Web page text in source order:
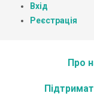
Вхід
Реєстрація
Про